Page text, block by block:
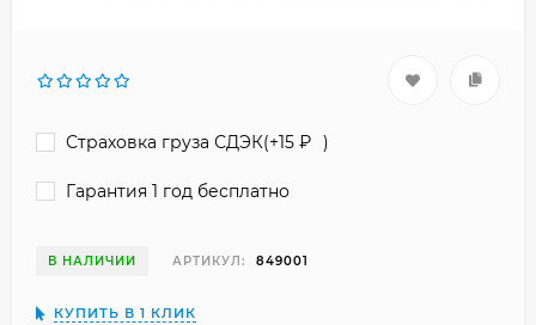
Страховка груза СДЭК(+15 )
Гарантия 1 год бесплатно
В НАЛИЧИИ АРТИКУЛ: 849001
КУПИТЬ В 1 КЛИК